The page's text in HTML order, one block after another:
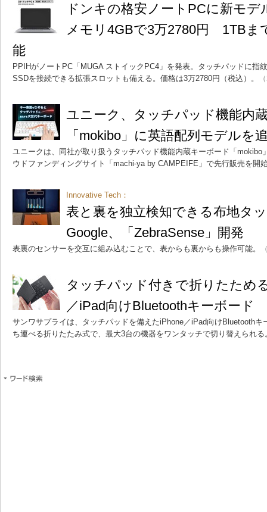
ドンキの格安ノートPCに新モ
メモリ4GBで3万2780円 1TBま
能
PPIHがノートPC「MUGA ストイックPC4」を発表。タッチパッドに指
SSDを接続できる拡張スロットも備える。価格は3万2780円（税込）。
ユニーク、タッチパッド機能内
「mokibo」に英語配列モデルを
ユニークは、同社が取り扱うタッチパッド機能内蔵キーボード「mokibo
ウドファンディングサイト「machi-ya by CAMPEIFE」で先行販売を開
Innovative Tech：
表と裏を独立検知できる布地
Google、「ZebraSense」開発
表裏のセンサーを交互に組み込むことで、表からも裏からも操作可能。
タッチパッド付きで折りたた
／iPad向けBluetoothキーボード
サンワサプライは、タッチパッドを備えたiPhone／iPad向けBluetooth
ち運べる折りたたみ式で、最大3台の機器をワンタッチで切り替えられる